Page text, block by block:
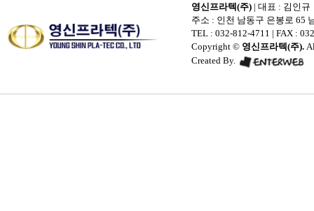
영신프라텍(주) | 대표 : 김인규
주소 : 인천 남동구 은봉로 65
TEL : 032-812-4711 | FAX :
Copyright © 영신프라텍(주).
Created By.